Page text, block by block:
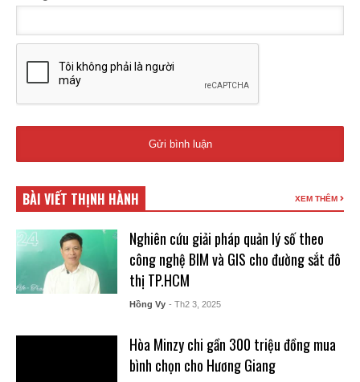
BÀI VIẾT THỊNH HÀNH XEM THÊM
Nghiên cứu giải pháp quản lý số theo
công nghệ BIM và GIS cho đường sắt đô
thị TP.HCM
Hồng Vy - Th2 3, 2025
Hòa Minzy chi gần 300 triệu đồng mua
bình chọn cho Hương Giang